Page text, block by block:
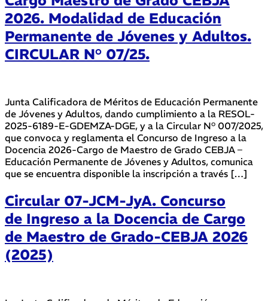
2026. Modalidad de Educación
Permanente de Jóvenes y Adultos.
CIRCULAR N° 07/25.
Junta Calificadora de Méritos de Educación Permanente
de Jóvenes y Adultos, dando cumplimiento a la RESOL-
2025-6189-E-GDEMZA-DGE, y a la Circular N° 007/2025,
que convoca y reglamenta el Concurso de Ingreso a la
Docencia 2026-Cargo de Maestro de Grado CEBJA –
Educación Permanente de Jóvenes y Adultos, comunica
que se encuentra disponible la inscripción a través […]
Circular 07-JCM-JyA. Concurso
de Ingreso a la Docencia de Cargo
de Maestro de Grado-CEBJA 2026
(2025)